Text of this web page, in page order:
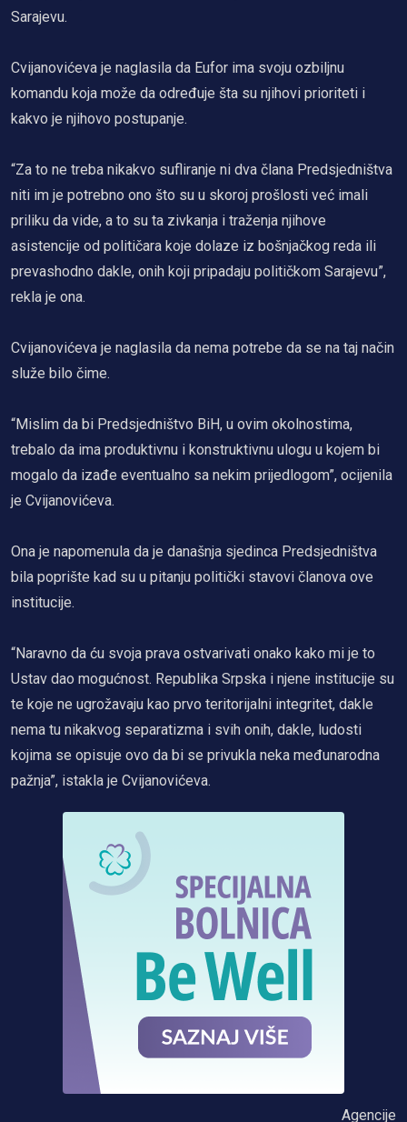
Sarajevu.
Cvijanovićeva je naglasila da Eufor ima svoju ozbiljnu
komandu koja može da određuje šta su njihovi prioriteti i
kakvo je njihovo postupanje.
“Za to ne treba nikakvo sufliranje ni dva člana Predsjedništva
niti im je potrebno ono što su u skoroj prošlosti već imali
priliku da vide, a to su ta zivkanja i traženja njihove
asistencije od političara koje dolaze iz bošnjačkog reda ili
prevashodno dakle, onih koji pripadaju političkom Sarajevu”,
rekla je ona.
Cvijanovićeva je naglasila da nema potrebe da se na taj način
služe bilo čime.
“Mislim da bi Predsjedništvo BiH, u ovim okolnostima,
trebalo da ima produktivnu i konstruktivnu ulogu u kojem bi
mogalo da izađe eventualno sa nekim prijedlogom”, ocijenila
je Cvijanovićeva.
Ona je napomenula da je današnja sjedinca Predsjedništva
bila poprište kad su u pitanju politički stavovi članova ove
institucije.
“Naravno da ću svoja prava ostvarivati onako kako mi je to
Ustav dao mogućnost. Republika Srpska i njene institucije su
te koje ne ugrožavaju kao prvo teritorijalni integritet, dakle
nema tu nikakvog separatizma i svih onih, dakle, ludosti
kojima se opisuje ovo da bi se privukla neka međunarodna
pažnja”, istakla je Cvijanovićeva.
Agencije